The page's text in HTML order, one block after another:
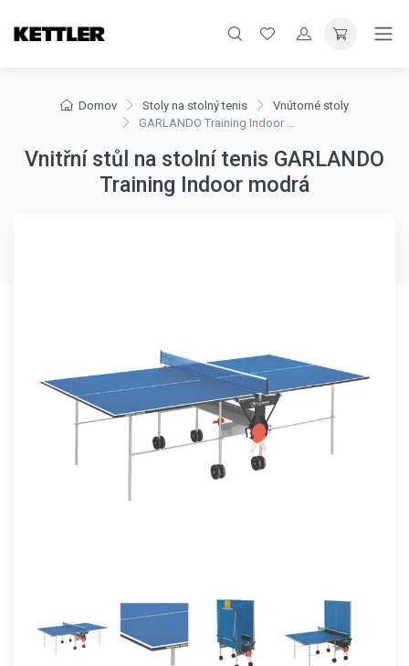
Domov Stoly na stolný tenis
Vnútorné stoly
GARLANDO Training Indoor modrá
Vnitřní stůl na stolní tenis GARLANDO
Training Indoor modrá